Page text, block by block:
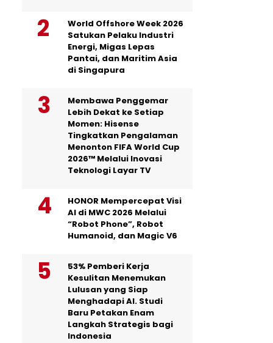
World Offshore Week 2026
Satukan Pelaku Industri
Energi, Migas Lepas
Pantai, dan Maritim Asia
di Singapura
Membawa Penggemar
Lebih Dekat ke Setiap
Momen: Hisense
Tingkatkan Pengalaman
Menonton FIFA World Cup
2026™ Melalui Inovasi
Teknologi Layar TV
HONOR Mempercepat Visi
AI di MWC 2026 Melalui
“Robot Phone”, Robot
Humanoid, dan Magic V6
53% Pemberi Kerja
Kesulitan Menemukan
Lulusan yang Siap
Menghadapi AI. Studi
Baru Petakan Enam
Langkah Strategis bagi
Indonesia